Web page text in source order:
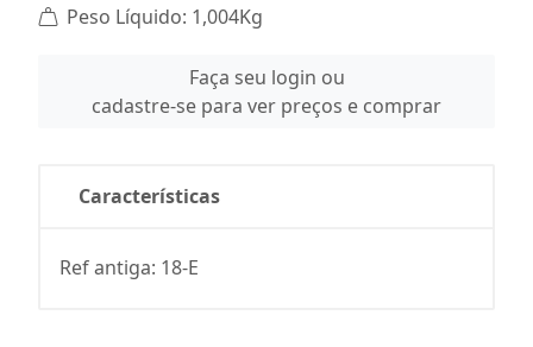
Peso Líquido: 1,004Kg
Faça seu login ou
cadastre-se para ver preços e comprar
Características
Ref antiga: 18-E